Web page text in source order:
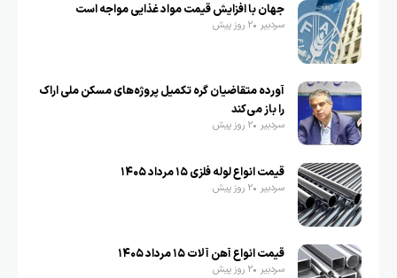
جهان با افزایش قیمت مواد غذایی مواجه است
سردبیر 2 روز پیش
آورده متقاضیان گره تکمیل پروژه‌های مسکن ملی اراک
را باز می‌کند
سردبیر 2 روز پیش
قیمت انواع لوله فلزی ۱۵ مرداد ۱۴۰۵
سردبیر 2 روز پیش
قیمت انواع آهن آلات ۱۵ مرداد ۱۴۰۵
سردبیر 2 روز پیش